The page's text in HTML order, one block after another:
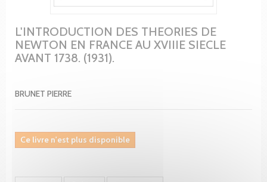
L'INTRODUCTION DES THEORIES DE
NEWTON EN FRANCE AU XVIIIE SIECLE
AVANT 1738. (1931).
BRUNET PIERRE
Ce livre n'est plus disponible